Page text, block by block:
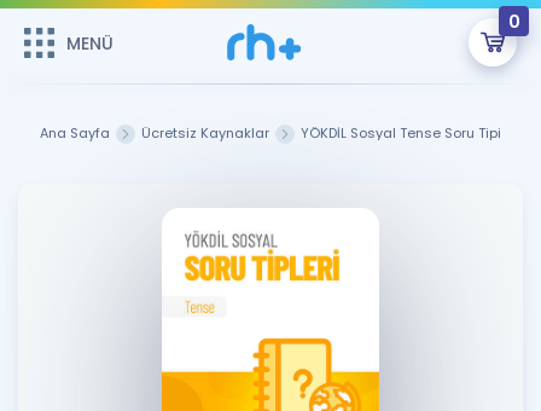
MENÜ
0
Şifremi Hatırlamıyorum
GİRİŞ YAP
ÜYE DEĞİLİM
Remzi Hoca ile seni sınava hazırlayacak onlarca eğitim seni
bekliyor!
MENÜ
Çalışma Paketleri
Kitaplar ve Kaynaklar
Ana Sayfa Ücretsiz Kaynaklar YÖKDİL Sosyal Tense Soru Tipi